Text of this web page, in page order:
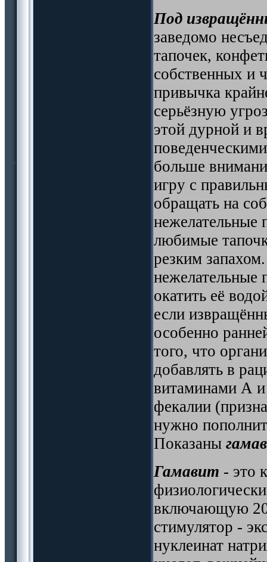
Под
заведомо
тапочек,
собственных и
привычка
серьёзную
этой дурной и
больше
игру с
обращать на
нежелательные
любимые
резким
нежелательные
окатить её
если
особенно
того, что
добавлять в
витаминами А и
фекалии
нужно
Показаны
Гамавит - это
включающую 20
стимулятор -
нуклеинат